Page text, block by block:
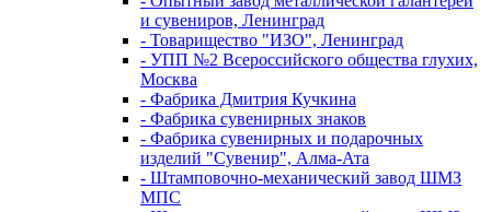
и сувениров, Ленинград
- Товарищество "ИЗО", Ленинград
- УПП №2 Всероссийского общества глухих,
Москва
- Фабрика Дмитрия Кучкина
- Фабрика сувенирных знаков
- Фабрика сувенирных и подарочных
изделий "Сувенир", Алма-Ата
- Штамповочно-механический завод ШМЗ
МПС